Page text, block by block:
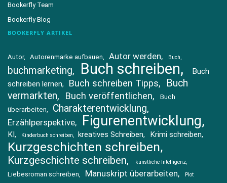
Bookerfly Team
Bookerfly Blog
BOOKERFLY ARTIKEL
Autor Autorenmarke aufbauen Autor werden Buch
buchmarketing Buch schreiben
Buch
schreiben lernen
Buch schreiben Tipps
Buch
vermarkten
Buch veröffentlichen
Buch
überarbeiten
Charakterentwicklung
Erzählperspektive Figurenentwicklung
KI Kinderbuch schreiben kreatives Schreiben Krimi schreiben
Kurzgeschichten schreiben
Kurzgeschichte schreiben künstliche Intelligenz
Liebesroman schreiben Manuskript überarbeiten
Plot